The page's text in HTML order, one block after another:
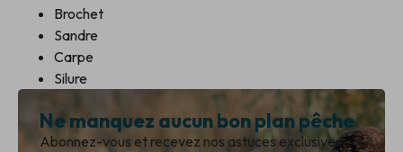
Brochet
Sandre
Carpe
Silure
Ne manquez aucun bon plan pêche
Abonnez-vous et recevez nos astuces exclusives